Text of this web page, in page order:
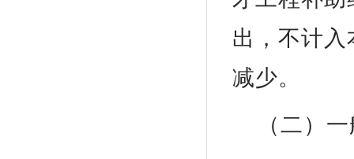
出，不计入
减少。
（二）